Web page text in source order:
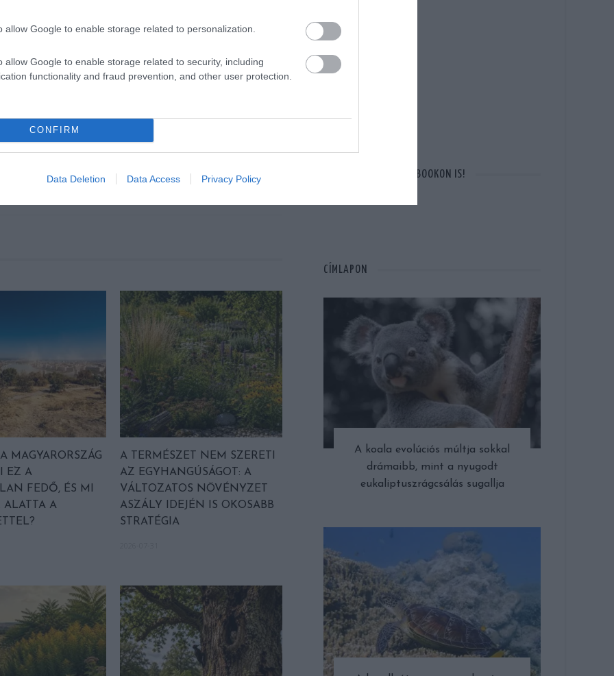
allow Google to enable storage related to personalization.
allow Google to enable storage related to security, including
functionality and fraud prevention, and other user protection.
CONFIRM
Data Deletion Data Access Privacy Policy
IDÉN IS MEGÉPÜLT A LÉLEGZETELÁLLÍTÓ
MAGYARORSZÁG
EZ A
FEDŐ, ÉS MI
ALATTA A
A TERMÉSZET NEM SZERETI
AZ EGYHANGÚSÁGOT: A
VÁLTOZATOS NÖVÉNYZET
ASZÁLY IDEJÉN IS OKOSABB
STRATÉGIA
OTT VAGYUNK A FACEBOOKON IS!
CÍMLAPON
A koala evolúciós múltja sokkal
drámaibb, mint a nyugodt
eukaliptuszrágcsálás sugallja